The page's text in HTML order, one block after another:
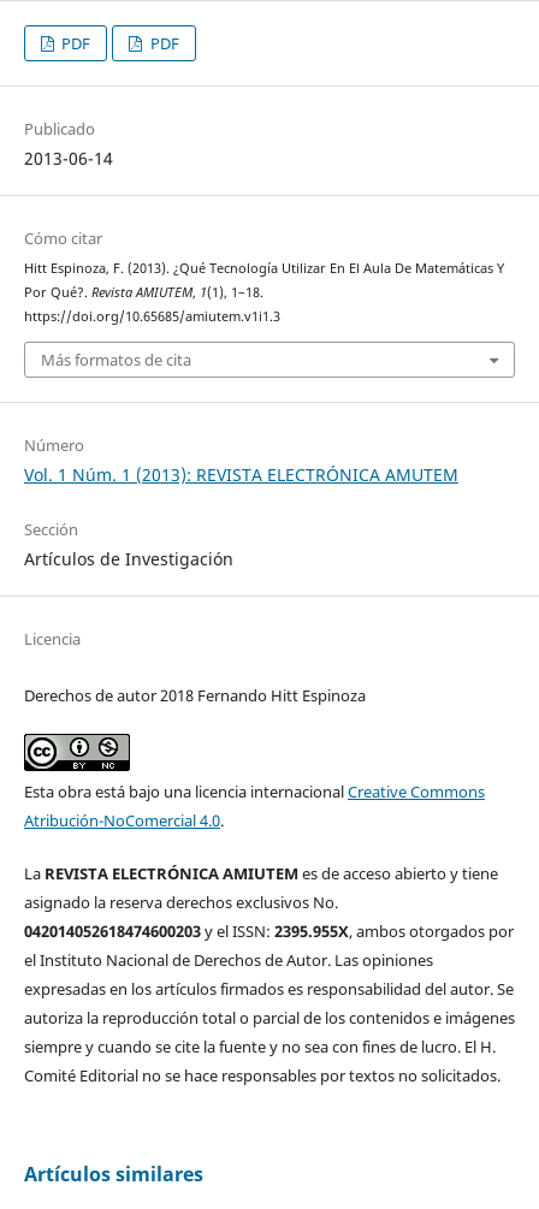
PDF PDF
Publicado
2013-06-14
Cómo citar
Hitt Espinoza, F. (2013). ¿Qué Tecnología Utilizar En El Aula De Matemáticas Y
Por Qué?. Revista AMIUTEM, 1(1), 1–18.
https://doi.org/10.65685/amiutem.v1i1.3
Más formatos de cita
Número
Vol. 1 Núm. 1 (2013): REVISTA ELECTRÓNICA AMUTEM
Sección
Artículos de Investigación
Licencia
Derechos de autor 2018 Fernando Hitt Espinoza
Esta obra está bajo una licencia internacionalCreative Commons
Atribución-NoComercial 4.0.
La REVISTA ELECTRÓNICA AMIUTEM es de acceso abierto y tiene
asignado la reserva derechos exclusivos No.
042014052618474600203y el ISSN: 2395.955X, ambos otorgados por
el Instituto Nacional de Derechos de Autor. Las opiniones
expresadas en los artículos firmados es responsabilidad del autor. Se
autoriza la reproducción total o parcial de los contenidos e imágenes
siempre y cuando se cite la fuente y no sea con fines de lucro. El H.
Comité Editorial no se hace responsables por textos no solicitados.
Artículos similares